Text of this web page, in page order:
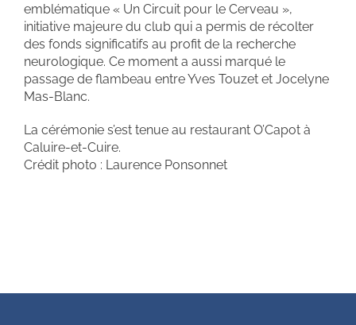
emblématique « Un Circuit pour le Cerveau »,
initiative majeure du club qui a permis de récolter
des fonds significatifs au profit de la recherche
neurologique. Ce moment a aussi marqué le
passage de flambeau entre Yves Touzet et Jocelyne
Mas-Blanc.
La cérémonie s’est tenue au restaurant O’Capot à
Caluire-et-Cuire.
Crédit photo : Laurence Ponsonnet